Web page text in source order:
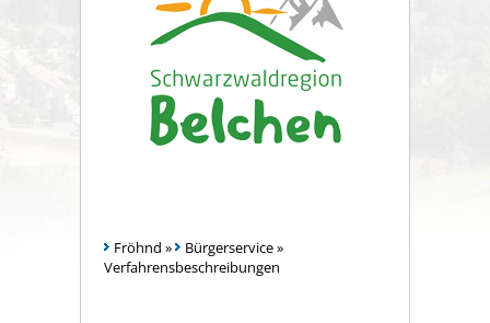
Fröhnd » Bürgerservice»
Verfahrensbeschreibungen